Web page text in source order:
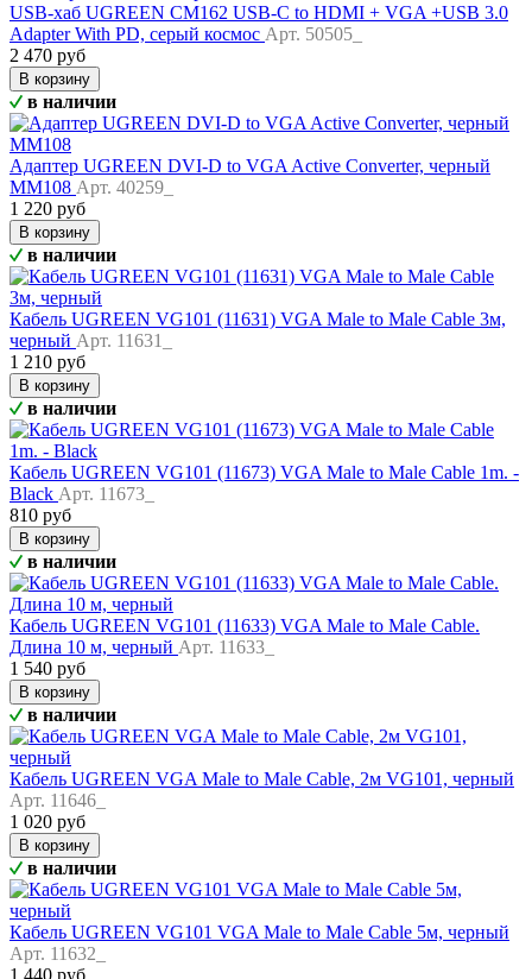
USB-хаб UGREEN CM162 USB-C to HDMI + VGA +USB 3.0
Adapter With PD, серый космос Арт. 50505_
2 470 руб
В корзину
в наличии
Адаптер UGREEN DVI-D to VGA Active Converter, черный
MM108 Арт. 40259_
1 220 руб
В корзину
в наличии
Кабель UGREEN VG101 (11631) VGA Male to Male Cable 3м,
черный Арт. 11631_
1 210 руб
В корзину
в наличии
Кабель UGREEN VG101 (11673) VGA Male to Male Cable 1m. -
Black Арт. 11673_
810 руб
В корзину
в наличии
Кабель UGREEN VG101 (11633) VGA Male to Male Cable.
Длина 10 м, черный Арт. 11633_
1 540 руб
В корзину
в наличии
Кабель UGREEN VGA Male to Male Cable, 2м VG101, черный
Арт. 11646_
1 020 руб
В корзину
в наличии
Кабель UGREEN VG101 VGA Male to Male Cable 5м, черный
Арт. 11632_